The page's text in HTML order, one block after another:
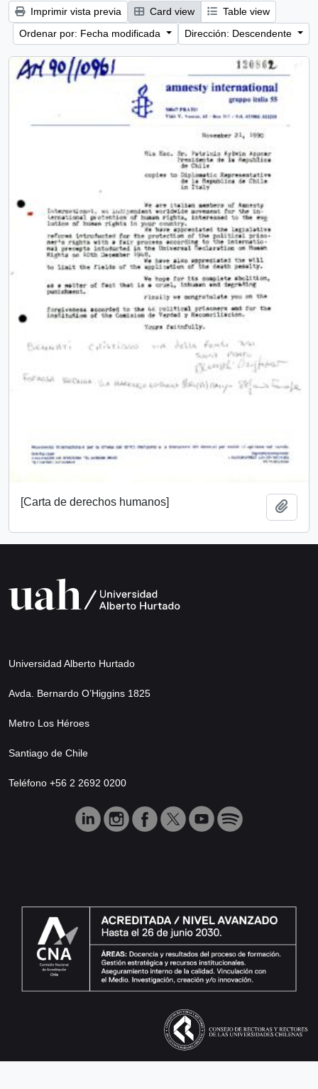
Imprimir vista previa Card view
Table view
Ordenar por: Fecha modificada
Dirección: Descendente
[Carta de derechos humanos]
Universidad Alberto Hurtado
Avda. Bernardo O’Higgins 1825
Metro Los Héroes
Santiago de Chile
Teléfono +56 2 2692 0200